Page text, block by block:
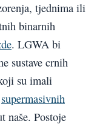
tjednima ili
binarnih
. LGWA bi
sustave crnih
su imali
supermasivnih
naše. Postoje